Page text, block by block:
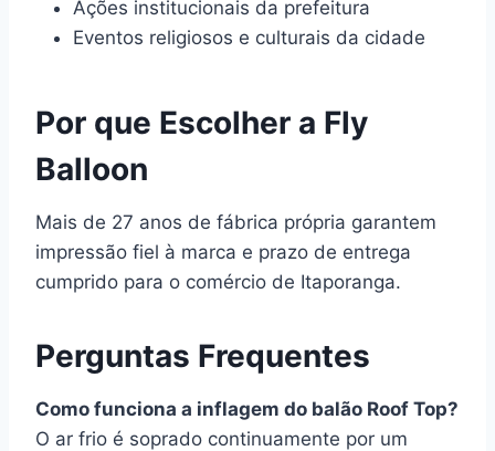
Ações institucionais da prefeitura
Eventos religiosos e culturais da cidade
Por que Escolher a Fly
Balloon
Mais de 27 anos de fábrica própria garantem
impressão fiel à marca e prazo de entrega
cumprido para o comércio de Itaporanga.
Perguntas Frequentes
Como funciona a inflagem do balão Roof Top?
O ar frio é soprado continuamente por um